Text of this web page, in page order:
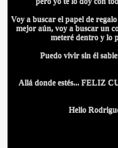
Voy a buscar el papel de
mejor aún, voy a buscar un
meteré dentro y lo
Puedo vivir sin él
Allá donde estés... FELIZ
Helio